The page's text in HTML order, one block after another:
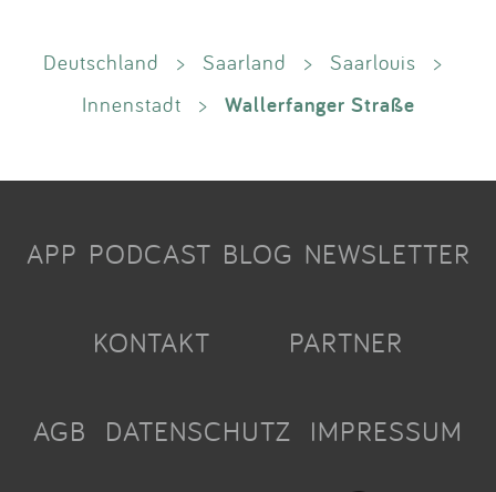
Deutschland > Saarland > Saarlouis
>
Innenstadt
> Wallerfanger Straße
APP PODCAST BLOG NEWSLETTER
KONTAKT PARTNER
AGB DATENSCHUTZ IMPRESSUM